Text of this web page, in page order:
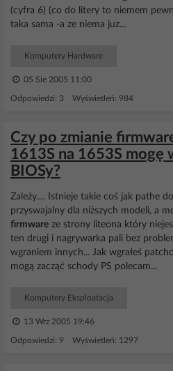
(cyfra 6) (co do litery to niemem
taka sama -a ze niema juz...
Komputery Hardware
05 Sie 2005 11:00
Odpowiedzi: 3 Wyświetleń: 984
Czy po zmianie
1613S na 1653S mogę
BIOSy?
Zależy.... Istnieje takie coś jak pathe
przyswajalny dla niższych modeli, a
firmware ze strony liteona który
ten drugi i nagrywarka pali bez
wgraniem innych... Jak wgrałeś
mogą zacząć schody PS polecam...
Komputery Eksploatacja
13 Wrz 2005 19:46
Odpowiedzi: 9 Wyświetleń: 1297